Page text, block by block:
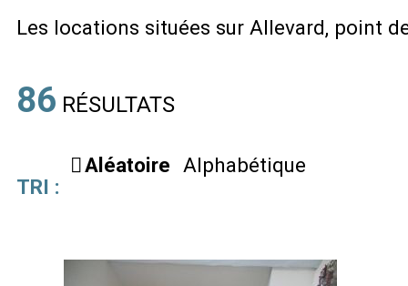
Les locations situées sur Allevard, point
86 RÉSULTATS
TRI :
Aléatoire Alphabétique